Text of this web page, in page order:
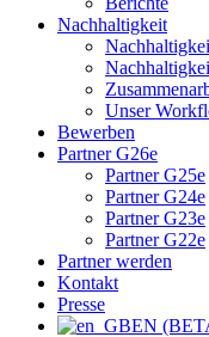
Nachhaltigkeit
Unser
Bewerben
Partner G26e
Partner G25e
Partner G24e
Partner G23e
Partner G22e
Partner werden
Kontakt
Presse
EN